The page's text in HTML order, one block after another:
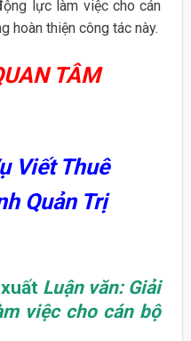
lực làm việc cho cán
hoàn thiện công tác này.
TÂM
Viết Thuê
Quản Trị
Luận văn: Giải
việc cho cán bộ